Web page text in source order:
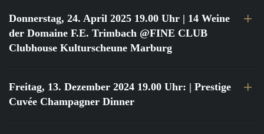
Donnerstag, 24. April 2025 19.00 Uhr | 14 Weine
der Domaine F.E. Trimbach @FINE CLUB
Clubhouse Kulturscheune Marburg
Freitag, 13. Dezember 2024 19.00 Uhr: | Prestige
Cuvée Champagner Dinner